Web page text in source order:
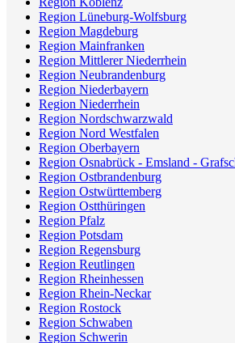
Region Lüneburg-Wolfsburg
Region Magdeburg
Region Mainfranken
Region Mittlerer Niederrhein
Region Neubrandenburg
Region Niederbayern
Region Niederrhein
Region Nordschwarzwald
Region Nord Westfalen
Region Oberbayern
Region Osnabrück - Emsland -
Region Ostbrandenburg
Region Ostwürttemberg
Region Ostthüringen
Region Pfalz
Region Potsdam
Region Regensburg
Region Reutlingen
Region Rheinhessen
Region Rhein-Neckar
Region Rostock
Region Schwaben
Region Schwerin